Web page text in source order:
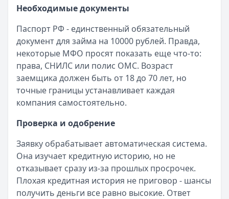
Необходимые документы
Паспорт РФ - единственный обязательный
документ для займа на 10000 рублей. Правда,
некоторые МФО просят показать еще что-то:
права, СНИЛС или полис ОМС. Возраст
заемщика должен быть от 18 до 70 лет, но
точные границы устанавливает каждая
компания самостоятельно.
Проверка и одобрение
Заявку обрабатывает автоматическая система.
Она изучает кредитную историю, но не
отказывает сразу из-за прошлых просрочек.
Плохая кредитная история не приговор - шансы
получить деньги все равно высокие. Ответ